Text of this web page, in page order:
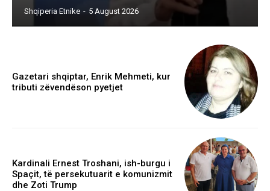
Shqiperia Etnike - 5 August 2026
Gazetari shqiptar, Enrik Mehmeti, kur
tributi zëvendëson pyetjet
Kardinali Ernest Troshani, ish-burgu i
Spaçit, të persekutuarit e komunizmit
dhe Zoti Trump